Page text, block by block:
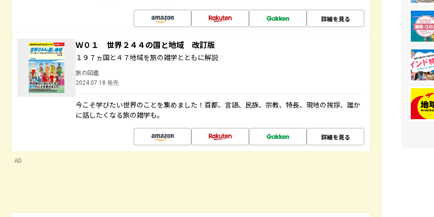
詳細を見る
Ｗ０１ 世界２４４の国と地域 改訂版
１９７ヵ国と４７地域を旅の雑学とともに解説
旅の図鑑
2024.07.18 発売
今こそ学びたい世界のことを集めました！首都、言語、民族、宗教、特長、現地の挨拶、誰か
に話したくなる旅の雑学も。
詳細を見る
AD